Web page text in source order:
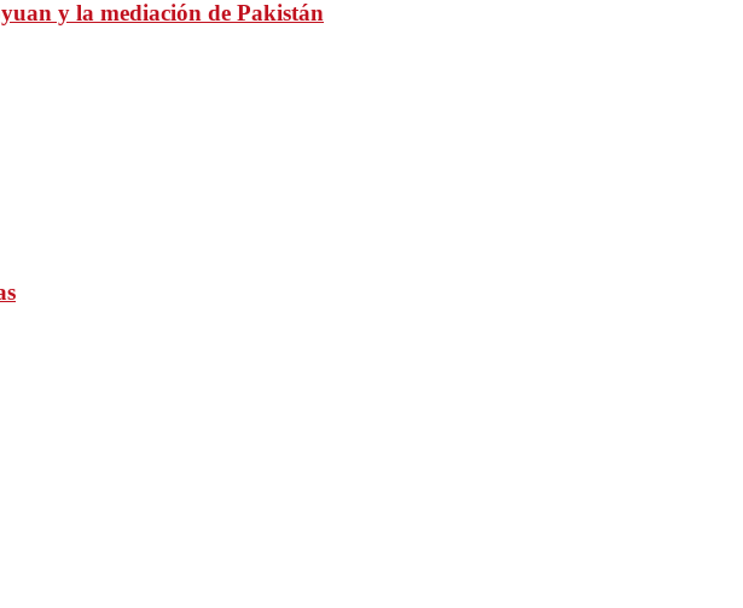
y la mediación de Pakistán